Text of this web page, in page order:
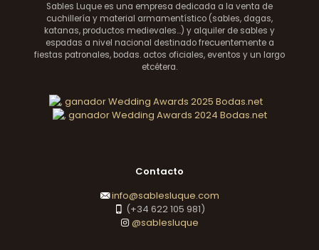
Sables Luque es una empresa dedicada a la venta de
cuchillería y material armamentístico (sables, dagas,
katanas, productos medievales...) y alquiler de sables y
espadas a nivel nacional destinado frecuentemente a
fiestas patronales, bodas. actos oficiales, eventos y un largo
etcétera.
Contacto
info@sablesluque.com
(+34 622 105 981)
@sablesluque